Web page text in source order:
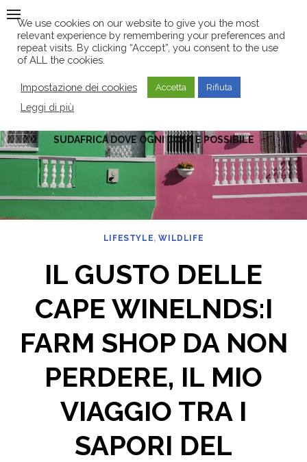
Skip
content
SUDAFRICA DOVE OGNI COSA È POSSIBILE
LIFESTYLE,WILDLIFE
IL GUSTO DELLE
CAPE WINELNDS:I
FARM SHOP DA NON
PERDERE, IL MIO
VIAGGIO TRA I
SAPORI DEL
We use cookies on our website to give you the most
relevant experience by remembering your preferences and
repeat visits. By clicking “Accept”, you consent to the use
of ALL the cookies.
Impostazione dei cookies Accetta Rifiuta
Leggi di più